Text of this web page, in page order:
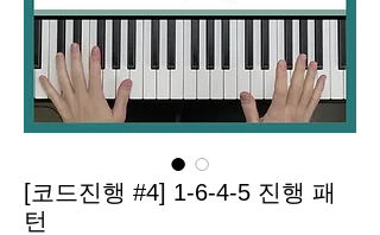
[코드진행 #4] 1-6-4-5 진행 패
턴